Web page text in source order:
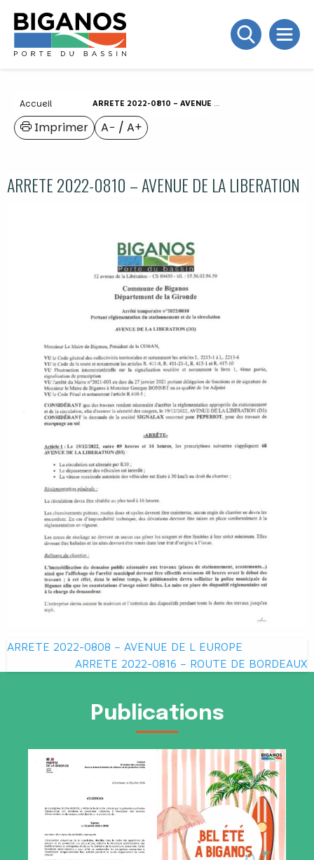
Accueil ARRETE 2022-0810 – AVENUE DE LA LIBERATION
A− / A+
Imprimer
ARRETE 2022-0810 – AVENUE DE LA LIBERATION
Navigation
de
ARRETE 2022-0808 – AVENUE DE L EUROPE
ARRETE 2022-0816 – ROUTE DE BORDEAUX
Publications